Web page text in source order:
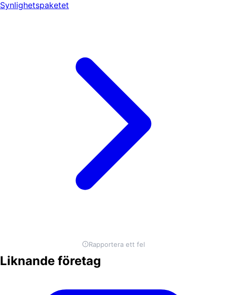
Synlighetspaketet
Rapportera ett fel
Liknande företag